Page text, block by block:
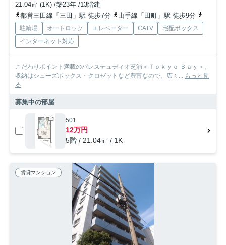
21.04㎡ (1K) /築23年 /13階建
都営三田線「三田」駅 徒歩7分
山手線「田町」駅 徒歩9分
駐輪場 オートロック エレベーター CATV
宅配ボックス
インターネット対応
こだわりポイント満載のパレステュディオ芝浦＜Ｔｏｋｙｏ Ｂａｙ＞。
収納はシューズボックス・クロゼットなど豊富なので、広々... もっと見
る
募集中の部屋
501
12万円
5階 / 21.04㎡ / 1K
賃貸マンション